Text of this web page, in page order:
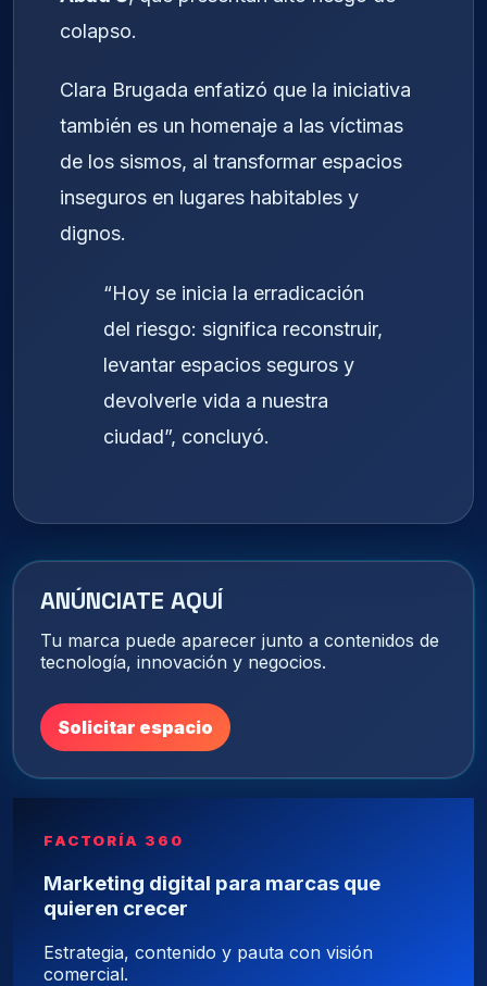
colapso.
Clara Brugada enfatizó que la iniciativa
también es un homenaje a las víctimas
de los sismos, al transformar espacios
inseguros en lugares habitables y
dignos.
“Hoy se inicia la erradicación
del riesgo: significa reconstruir,
levantar espacios seguros y
devolverle vida a nuestra
ciudad”, concluyó.
ANÚNCIATE AQUÍ
Tu marca puede aparecer junto a contenidos de
tecnología, innovación y negocios.
Solicitar espacio
FACTORÍA 360
Marketing digital para marcas que
quieren crecer
Estrategia, contenido y pauta con visión
comercial.